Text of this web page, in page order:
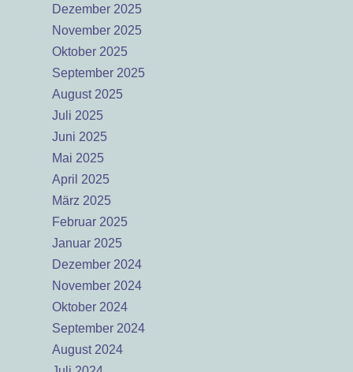
Dezember 2025
November 2025
Oktober 2025
September 2025
August 2025
Juli 2025
Juni 2025
Mai 2025
April 2025
März 2025
Februar 2025
Januar 2025
Dezember 2024
November 2024
Oktober 2024
September 2024
August 2024